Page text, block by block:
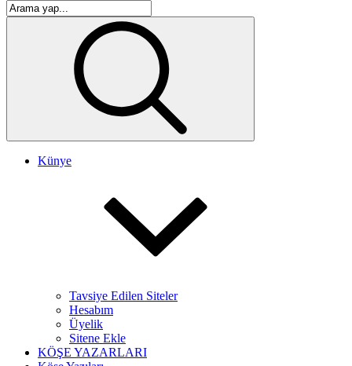
Künye
Tavsiye Edilen Siteler
Hesabım
Üyelik
Sitene Ekle
KÖŞE YAZARLARI